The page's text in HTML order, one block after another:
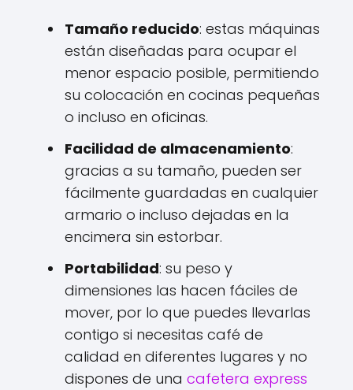
Tamaño reducido: estas máquinas
están diseñadas para ocupar el
menor espacio posible, permitiendo
su colocación en cocinas pequeñas
o incluso en oficinas.
Facilidad de almacenamiento:
gracias a su tamaño, pueden ser
fácilmente guardadas en cualquier
armario o incluso dejadas en la
encimera sin estorbar.
Portabilidad: su peso y
dimensiones las hacen fáciles de
mover, por lo que puedes llevarlas
contigo si necesitas café de
calidad en diferentes lugares y no
dispones de una cafetera express